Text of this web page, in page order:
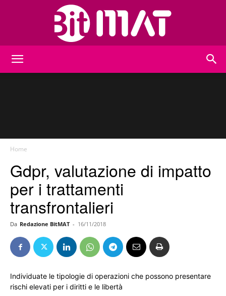
Home
Gdpr, valutazione di impatto
per i trattamenti
transfrontalieri
Da Redazione BitMAT - 16/11/2018
Individuate le tipologie di operazioni che possono presentare
rischi elevati per i diritti e le libertà